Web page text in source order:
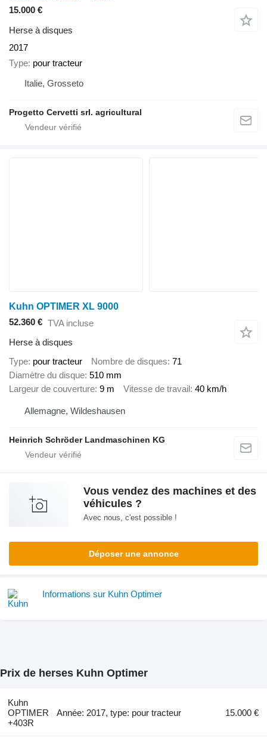
15.000 €
Herse à disques
2017
Type pour tracteur
Italie, Grosseto
Progetto Cervetti srl. agricultural
Kuhn OPTIMER XL 9000
52.360 € TVA incluse
Herse à disques
Type pour tracteur Nombre de disques 71
Diamètre du disque 510 mm
Largeur de couverture 9 m Vitesse de travail 40 km/h
Allemagne, Wildeshausen
Heinrich Schröder Landmaschinen KG
Vous vendez des machines et des
véhicules ?
Avec nous, c'est possible !
Déposer une annonce
Informations sur Kuhn Optimer
Prix de herses Kuhn Optimer
Kuhn
OPTIMER
+403R
Année: 2017, type: pour tracteur 15.000 €